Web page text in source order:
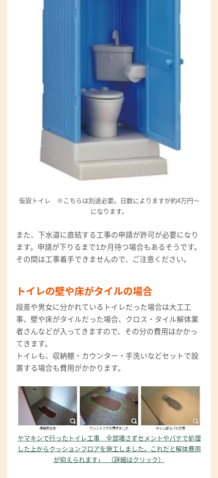
仮設トイレ ※こちらは別途必要。日数によりますが約4万円～
になります。
また、下水道に直結する工事の申請が許可が必要になり
ます。申請が下りるまで1か月待つ場合もあるそうです。
その間は工事着手できませんので、ご注意ください。
トイレの壁や床がタイルの場合
段差や男女に分かれているトイレだった場合は大工工
事、壁や床がタイルだった場合、クロス・タイル解体業
者さんなどが入ってきますので、その分の費用はかかっ
てきます。
トイレも、収納棚・カウンター・手洗いなどセットで設
置する場合も費用がかかります。
ヤマキシで行ったトイレ工事 全部壊さずセメントやパテで処理
した上からクッションフロアを施工しました。これだと解体費用
が抑えられます♪ （詳細はクリック）